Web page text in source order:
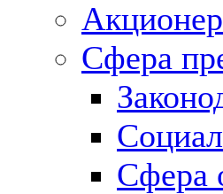
Сфера
Сфера